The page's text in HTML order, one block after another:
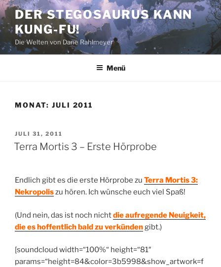
Zum
Inhalt
springen
DER STEGOSAURUS KANN
KUNG-FU!
Die Welten von Dane Rahlmeyer
Menü
MONAT: JULI 2011
VERÖFFENTLICHT
AM
JULI 31, 2011
Terra Mortis 3 – Erste Hörprobe
Endlich gibt es die erste Hörprobe zu Terra Mortis 3:
Nekropoliszu hören. Ich wünsche euch viel Spaß!
(Und nein, das ist noch nichtdie aufregende Neuigkeit,
die es hoffentlich bald zu verkündengibt.)
[soundcloud width=“100%“ height=“81″
params=“height=84&color=3b5998&show_artwork=f